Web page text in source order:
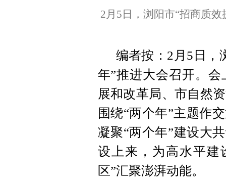
2月5日，浏阳市“招商质
编者按：2月5日，
年”推进大会召开。
展和改革局、市自然
围绕“两个年”主题作
凝聚“两个年”建设大
设上来，为高水平建
区”汇聚澎湃动能。